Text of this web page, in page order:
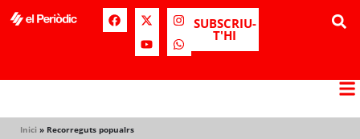
SUBSCRIU-
T'HI
Inici » Recorreguts popualrs